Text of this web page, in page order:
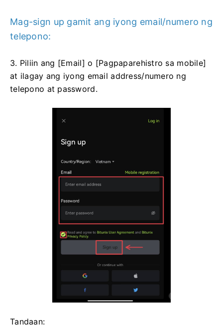
Mag-sign up gamit ang iyong email/numero ng
telepono:
3. Piliin ang [Email] o [Pagpaparehistro sa mobile]
at ilagay ang iyong email address/numero ng
telepono at password.
Tandaan: